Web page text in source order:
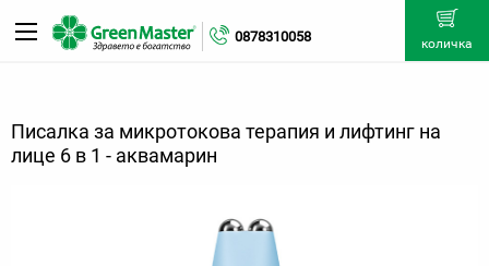
0878310058 количка
Писалка за микротокова терапия и лифтинг на
лице 6 в 1 - аквамарин